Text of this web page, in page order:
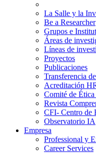
La Salle y la
Be a Researcher
Grupos e
Áreas de
Líneas de
Proyectos
Publicaciones
Transferencia
Acreditación
Comité de
Revista
CFI- Centro de
Observatorio IA
Empresa
Professional y
Career Services